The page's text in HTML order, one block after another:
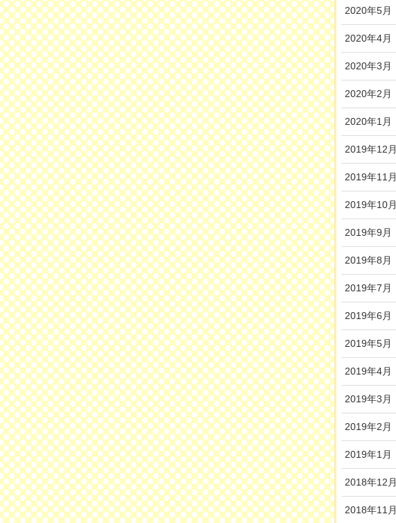
2020年5月
2020年4月
2020年3月
2020年2月
2020年1月
2019年12月
2019年11月
2019年10月
2019年9月
2019年8月
2019年7月
2019年6月
2019年5月
2019年4月
2019年3月
2019年2月
2019年1月
2018年12月
2018年11月